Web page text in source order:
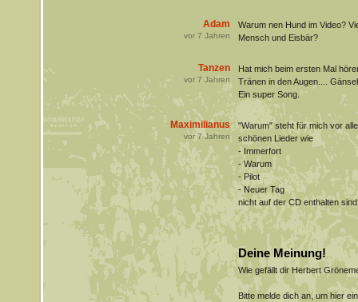
Adam
vor 7 Jahren
Warum nen Hund im Video?
Mensch und Eisbär?
Tanzen
vor 7 Jahren
Hat mich beim ersten Mal
Tränen in den Augen....
Ein super Song.
Maximilianus
vor7Jahren
"Warum" steht für mich vor
schönen Lieder wie
- Immerfort
- Warum
- Pilot
- Neuer Tag
nicht auf der CD enthalten
Deine Meinung!
Wie gefällt dir Herbert
Bitte melde dich an, um hier